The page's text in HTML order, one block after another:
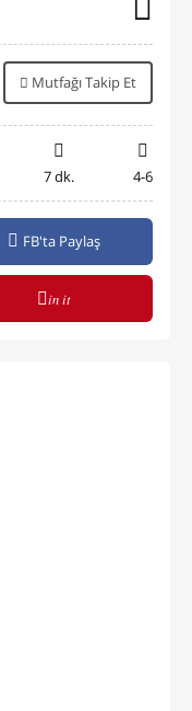
Mutfağı Takip Et
7 dk. 4-6
FB'ta Paylaş
in it